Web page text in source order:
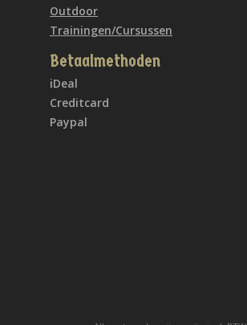
Outdoor
Trainingen/Cursussen
Betaalmethoden
iDeal
Creditcard
Paypal